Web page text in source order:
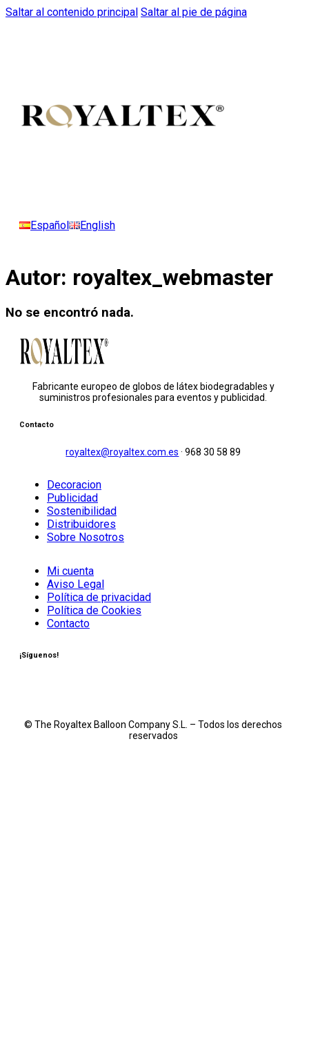
Saltar al contenido principal Saltar al pie de página
Español English
Autor: royaltex_webmaster
No se encontró nada.
Fabricante europeo de globos de látex biodegradables y
suministros profesionales para eventos y publicidad.
Contacto
royaltex@royaltex.com.es ·968 30 58 89
Decoracion
Publicidad
Sostenibilidad
Distribuidores
Sobre Nosotros
Mi cuenta
Aviso Legal
Política de privacidad
Política de Cookies
Contacto
¡Síguenos!
© The Royaltex Balloon Company S.L. – Todos los derechos
reservados